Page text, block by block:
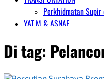
Perkhidmatan Supir
YATIM & ASNAF
Di tag: